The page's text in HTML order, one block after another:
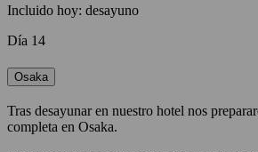
Incluido hoy: desayuno
Día 14
Osaka
Tras desayunar en nuestro hotel nos
completa en Osaka.